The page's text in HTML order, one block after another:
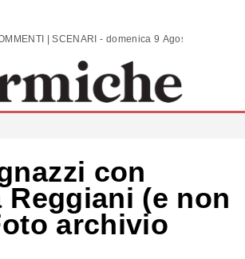
ANALISI | COMMENTI | SCENARI - domenica 9 Agosto 2026
con
Reggiani (e non
archivio